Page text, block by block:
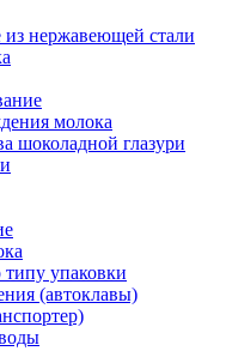
из нержавеющей стали
молока
шоколадной глазури
упаковки
(автоклавы)